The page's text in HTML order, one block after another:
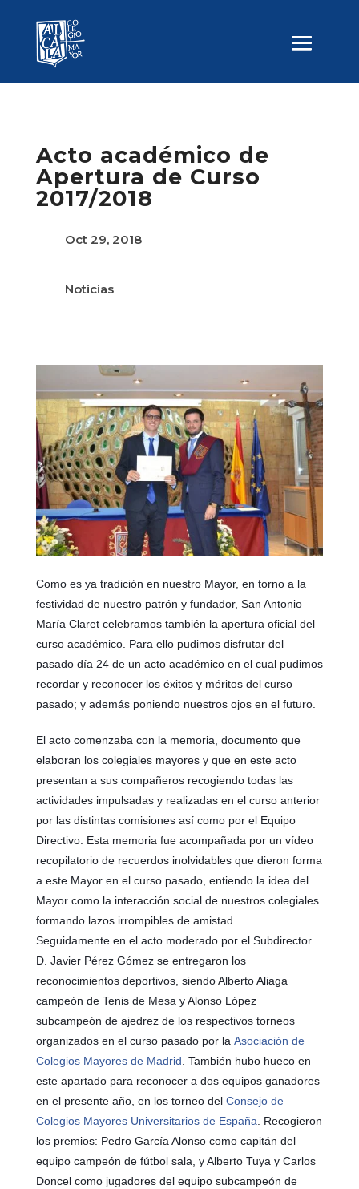
Acto académico de
Apertura de Curso
2017/2018
Oct 29, 2018
Noticias
Como es ya tradición en nuestro Mayor, en torno a la
festividad de nuestro patrón y fundador, San Antonio
María Claret celebramos también la apertura oficial del
curso académico. Para ello pudimos disfrutar del
pasado día 24 de un acto académico en el cual pudimos
recordar y reconocer los éxitos y méritos del curso
pasado; y además poniendo nuestros ojos en el futuro.
El acto comenzaba con la memoria, documento que
elaboran los colegiales mayores y que en este acto
presentan a sus compañeros recogiendo todas las
actividades impulsadas y realizadas en el curso anterior
por las distintas comisiones así como por el Equipo
Directivo. Esta memoria fue acompañada por un vídeo
recopilatorio de recuerdos inolvidables que dieron forma
a este Mayor en el curso pasado, entiendo la idea del
Mayor como la interacción social de nuestros colegiales
formando lazos irrompibles de amistad.
Seguidamente en el acto moderado por el Subdirector
D. Javier Pérez Gómez se entregaron los
reconocimientos deportivos, siendo Alberto Aliaga
campeón de Tenis de Mesa y Alonso López
subcampeón de ajedrez de los respectivos torneos
organizados en el curso pasado por la Asociación de
Colegios Mayores de Madrid . También hubo hueco en
este apartado para reconocer a dos equipos ganadores
en el presente año, en los torneo del Consejo de
Colegios Mayores Universitarios de España . Recogieron
los premios: Pedro García Alonso como capitán del
equipo campeón de fútbol sala, y Alberto Tuya y Carlos
Doncel como jugadores del equipo subcampeón de